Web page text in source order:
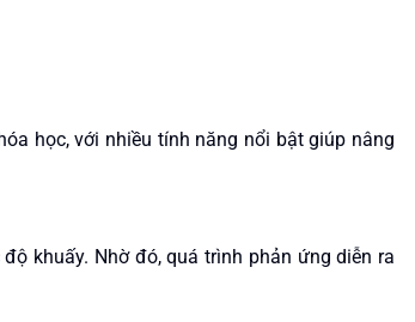
học, với nhiều tính năng nổi bật giúp nâng
khuấy. Nhờ đó, quá trình phản ứng diễn ra